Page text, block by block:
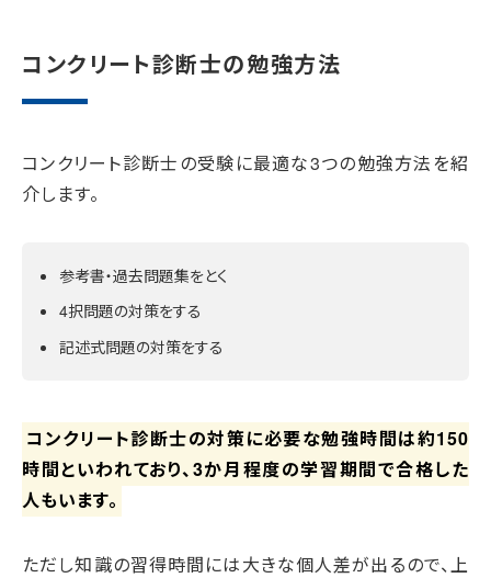
コンクリート診断士の勉強方法
コンクリート診断士の受験に最適な3つの勉強方法を紹
介します。
参考書・過去問題集をとく
4択問題の対策をする
記述式問題の対策をする
コンクリート診断士の対策に必要な勉強時間は約150
時間といわれており、3か月程度の学習期間で合格した
人もいます。
ただし知識の習得時間には大きな個人差が出るので、上